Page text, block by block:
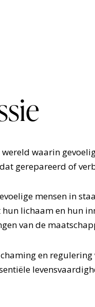
wereld waarin
gerepareerd of
mensen in
lichaam en hun
van de
en regulering